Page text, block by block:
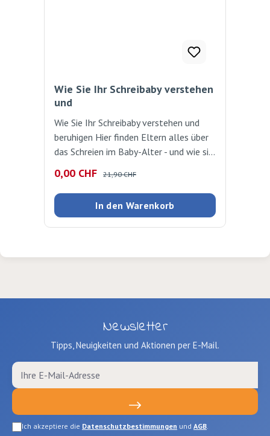
Wie Sie Ihr Schreibaby verstehen
und
Wie Sie Ihr Schreibaby verstehen und
beruhigen Hier finden Eltern alles über
das Schreien im Baby-Alter - und wie sie
wertvollen Tipps, wie sie herausfinden,
warum ihr Baby schreit. Denn kein Baby
schreit, um seine Eltern zu ärgern.
Schreien kann viele Gründe haben. Hier
schreit?" Autor: Joachim Bensel Verlag:
gebundenISBN:
9783934333406Verlag: Oberstebrink
Verkaufspreis:
0,00 CHF Regulärer Preis:
21,90 CHF
In den Warenkorb
Newsletter
Tipps, Neuigkeiten und Aktionen per E-Mail.
Ich akzeptiere die Datenschutzbestimmungen und AGB.